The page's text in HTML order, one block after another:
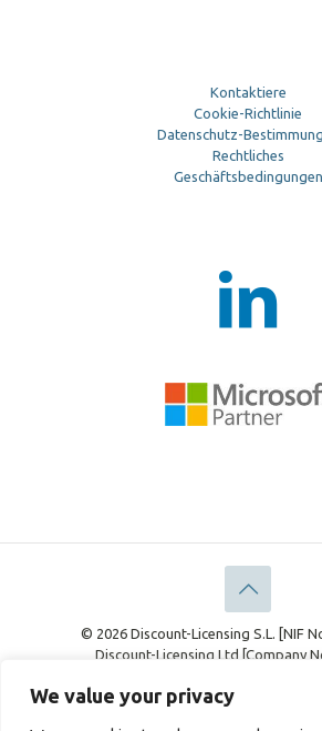
We value your privacy
Kontaktiere
Cookie-Richtlinie
Datenschutz-
Rechtliches
Geschäftsbedingungen
© 2026 Discount-Licensing S.L. [NIF
Discount-Licensing Ltd [Company
Cookie-Richtlinie